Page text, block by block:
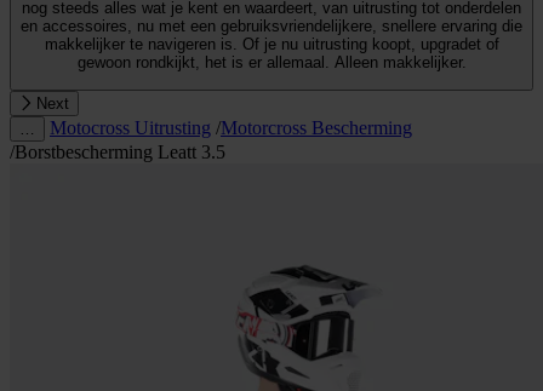
nog steeds alles wat je kent en waardeert, van uitrusting tot onderdelen
en accessoires, nu met een gebruiksvriendelijkere, snellere ervaring die
makkelijker te navigeren is. Of je nu uitrusting koopt, upgradet of
gewoon rondkijkt, het is er allemaal. Alleen makkelijker.
Next
Motocross Uitrusting /Motorcross Bescherming
/Borstbescherming Leatt 3.5